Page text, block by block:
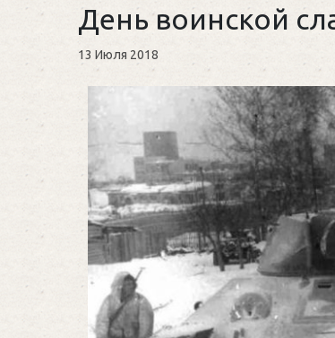
День воинской
13 Июля 2018